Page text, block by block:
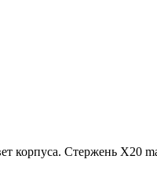
корпуса. Стержень Х20